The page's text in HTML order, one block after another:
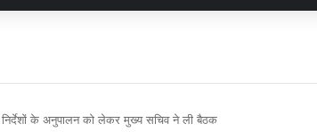
के अनुपालन को लेकर मुख्य सचिव ने ली बैठक